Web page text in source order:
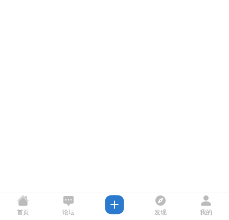
首页 论坛 发现 我的